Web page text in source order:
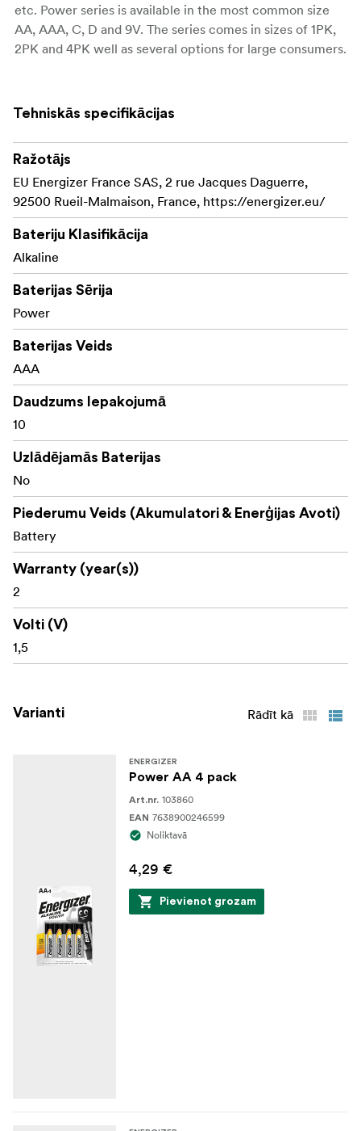
etc. Power series is available in the most common size
AA, AAA, C, D and 9V. The series comes in sizes of 1PK,
2PK and 4PK well as several options for large consumers.
Tehniskās specifikācijas
Ražotājs
EU Energizer France SAS, 2 rue Jacques Daguerre,
92500 Rueil-Malmaison, France, https://energizer.eu/
Bateriju Klasifikācija
Alkaline
Baterijas Sērija
Power
Baterijas Veids
AAA
Daudzums Iepakojumā
10
Uzlādējamās Baterijas
No
Piederumu Veids (Akumulatori & Enerģijas Avoti)
Battery
Warranty (year(s))
2
Volti (V)
1,5
Varianti Rādīt kā
ENERGIZER
Power AA 4 pack
Art.nr. 103860
EAN 7638900246599
Noliktavā
4,29 €
Pievienot grozam